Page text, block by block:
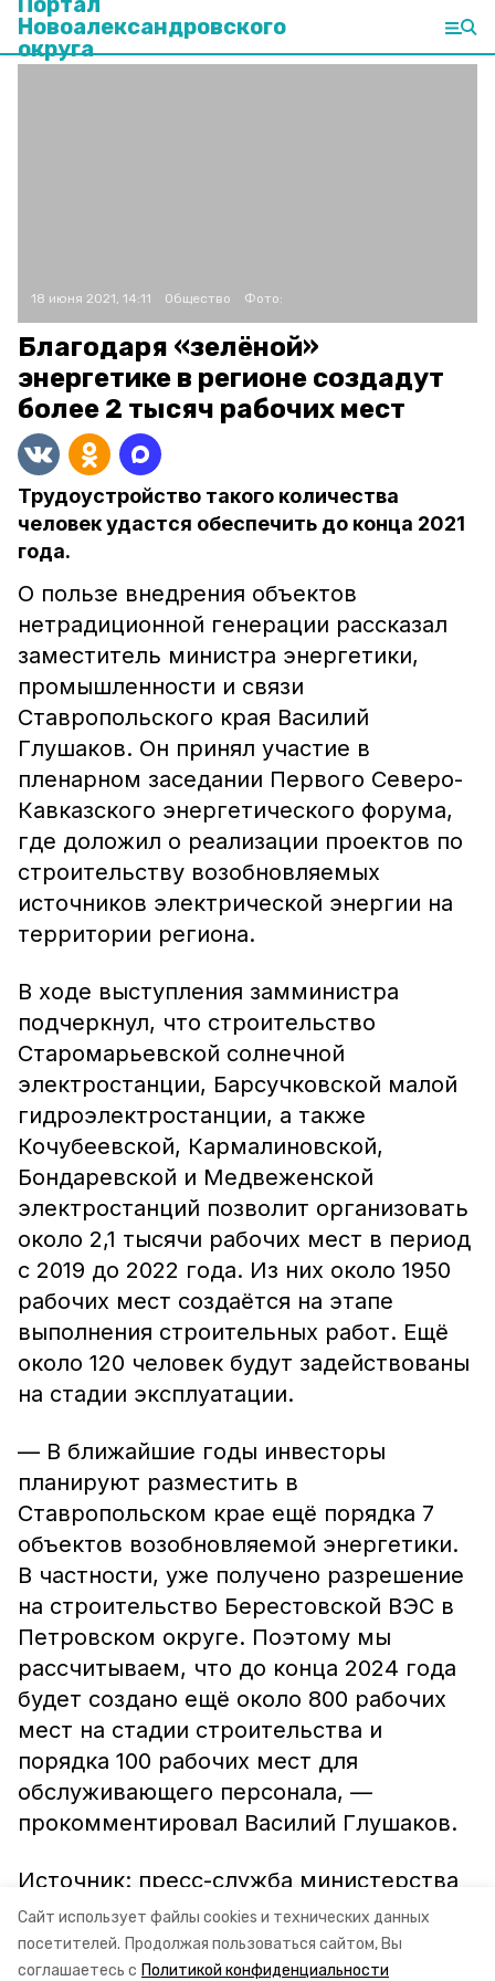
Сайт использует файлы cookies и технических данных
посетителей. Продолжая пользоваться сайтом, Вы
соглашаетесь с Политикой конфиденциальности
Новоалександровского
округа
18 июня 2021, 14:11 Общество Фото:
Благодаря «зелёной»
энергетике в регионе создадут
более 2 тысяч рабочих мест
Трудоустройство такого количества
человек удастся обеспечить до конца 2021
года.
О пользе внедрения объектов
нетрадиционной генерации рассказал
заместитель министра энергетики,
промышленности и связи
Ставропольского края Василий
Глушаков. Он принял участие в
пленарном заседании Первого Северо-
Кавказского энергетического форума,
где доложил о реализации проектов по
строительству возобновляемых
источников электрической энергии на
территории региона.
В ходе выступления замминистра
подчеркнул, что строительство
Старомарьевской солнечной
электростанции, Барсучковской малой
гидроэлектростанции, а также
Кочубеевской, Кармалиновской,
Бондаревской и Медвеженской
электростанций позволит организовать
около 2,1 тысячи рабочих мест в период
с 2019 до 2022 года. Из них около 1950
рабочих мест создаётся на этапе
выполнения строительных работ. Ещё
около 120 человек будут задействованы
на стадии эксплуатации.
— В ближайшие годы инвесторы
планируют разместить в
Ставропольском крае ещё порядка 7
объектов возобновляемой энергетики.
В частности, уже получено разрешение
на строительство Берестовской ВЭС в
Петровском округе. Поэтому мы
рассчитываем, что до конца 2024 года
будет создано ещё около 800 рабочих
мест на стадии строительства и
порядка 100 рабочих мест для
обслуживающего персонала, —
прокомментировал Василий Глушаков.
Источник: пресс-служба министерства
энергетики, промышленности и связи
Ставропольского края